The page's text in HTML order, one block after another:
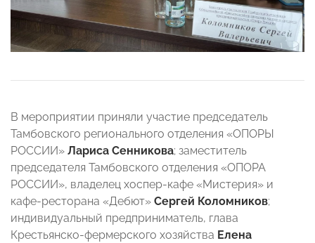
В мероприятии приняли участие председатель
Тамбовского регионального отделения «ОПОРЫ
РОССИИ» Лариса Сенникова; заместитель
председателя Тамбовского отделения «ОПОРА
РОССИИ», владелец хоспер-кафе «Мистерия» и
кафе-ресторана «Дебют» Сергей Коломников;
индивидуальный предприниматель, глава
Крестьянско-фермерского хозяйства Елена